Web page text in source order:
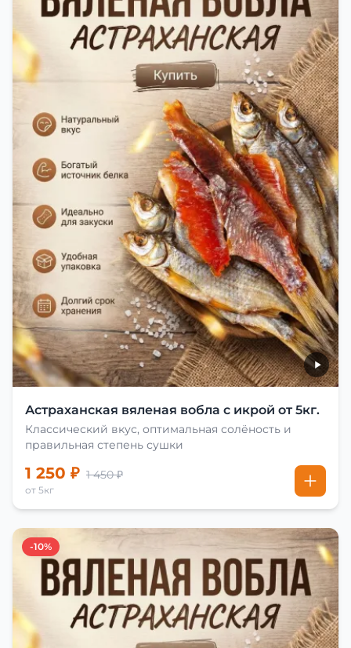
Астраханская вяленая вобла с икрой от 5кг.
Классический вкус, оптимальная солёность и
правильная степень сушки
1 250 ₽ 1 450 ₽
от 5кг
-10%